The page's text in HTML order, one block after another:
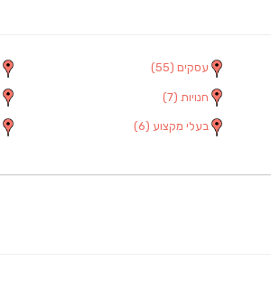
עסקים (55)
חנויות (7)
בעלי מקצוע (6)